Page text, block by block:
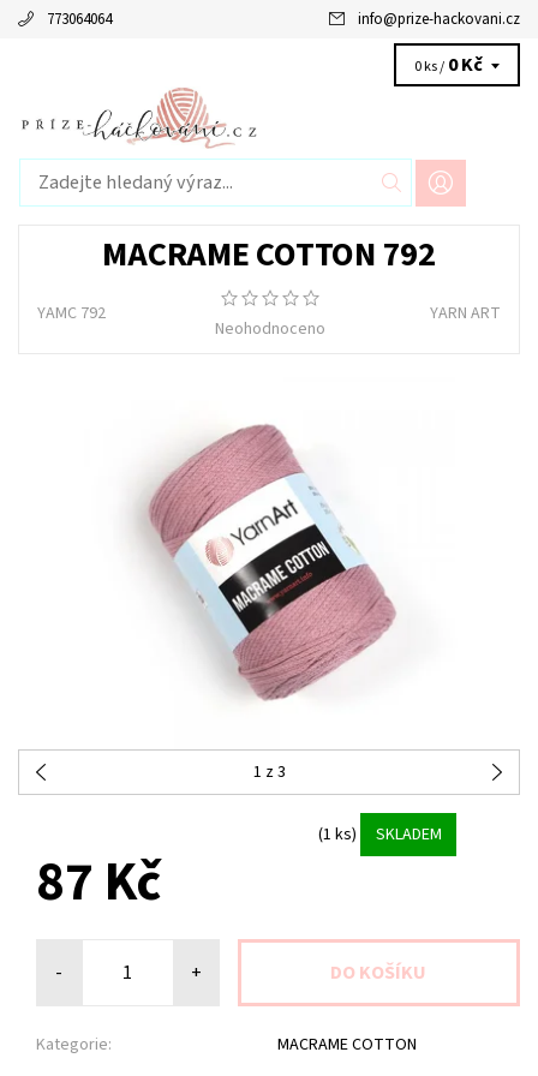
773064064 info@prize-hackovani.cz
0 ks / 0 Kč
MACRAME COTTON 792
YAMC 792
Neohodnoceno
YARN ART
1 z 3
(1 ks) SKLADEM
87 Kč
- +
Kategorie: MACRAME COTTON